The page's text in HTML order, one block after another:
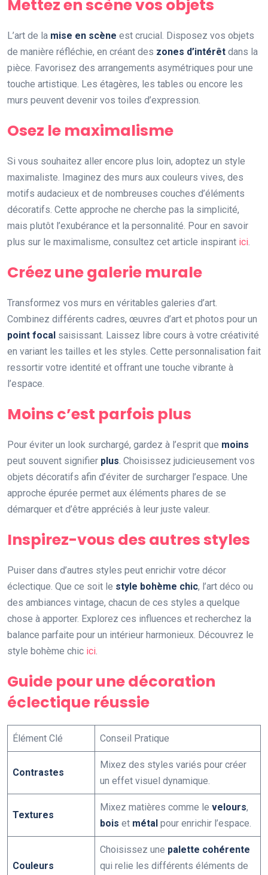
Mettez en scène vos objets
L’art de la mise en scène est crucial. Disposez vos objets
de manière réfléchie, en créant des zones d’intérêt dans la
pièce. Favorisez des arrangements asymétriques pour une
touche artistique. Les étagères, les tables ou encore les
murs peuvent devenir vos toiles d’expression.
Osez le maximalisme
Si vous souhaitez aller encore plus loin, adoptez un style
maximaliste. Imaginez des murs aux couleurs vives, des
motifs audacieux et de nombreuses couches d’éléments
décoratifs. Cette approche ne cherche pas la simplicité,
mais plutôt l’exubérance et la personnalité. Pour en savoir
plus sur le maximalisme, consultez cet article inspirant ici.
Créez une galerie murale
Transformez vos murs en véritables galeries d’art.
Combinez différents cadres, œuvres d’art et photos pour un
point focal saisissant. Laissez libre cours à votre créativité
en variant les tailles et les styles. Cette personnalisation fait
ressortir votre identité et offrant une touche vibrante à
l’espace.
Moins c’est parfois plus
Pour éviter un look surchargé, gardez à l’esprit que moins
peut souvent signifier plus. Choisissez judicieusement vos
objets décoratifs afin d’éviter de surcharger l’espace. Une
approche épurée permet aux éléments phares de se
démarquer et d’être appréciés à leur juste valeur.
Inspirez-vous des autres styles
Puiser dans d’autres styles peut enrichir votre décor
éclectique. Que ce soit le style bohème chic, l’art déco ou
des ambiances vintage, chacun de ces styles a quelque
chose à apporter. Explorez ces influences et recherchez la
balance parfaite pour un intérieur harmonieux. Découvrez le
style bohème chic ici.
Guide pour une décoration
éclectique réussie
Élément Clé Conseil Pratique
Contrastes
Mixez des styles variés pour créer
un effet visuel dynamique.
Textures
Mixez matières comme le velours,
bois et métal pour enrichir l’espace.
Couleurs
Choisissez une palette cohérente
qui relie les différents éléments de